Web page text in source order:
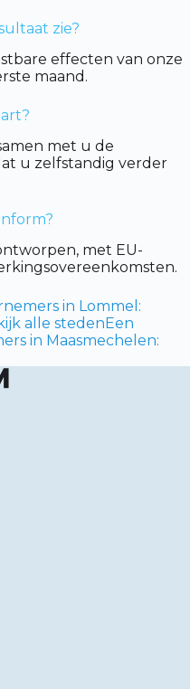
zie?
effecten van onze
maand.
met u de
u zelfstandig verder
met EU-
in Lommel:
alle stedenEen
in Maasmechelen: